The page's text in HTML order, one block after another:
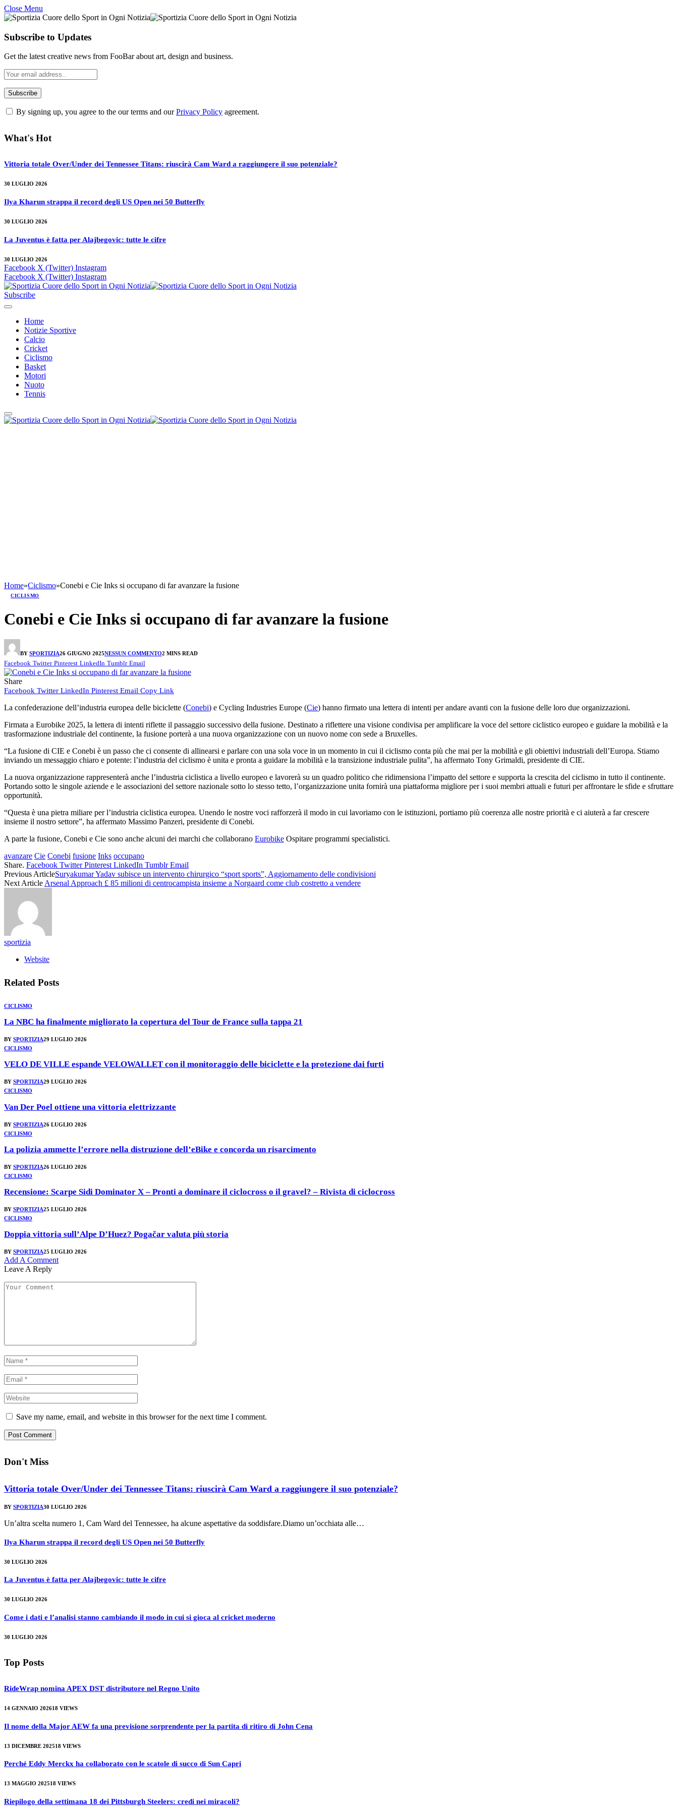
Close Menu
Subscribe to Updates
Get the latest creative news from FooBar about art, design and business.
By signing up, you agree to the our terms and ourPrivacy Policy agreement.
What's Hot
Vittoria totale Over/Under dei Tennessee Titans: riuscirà Cam Ward a raggiungere il suo potenziale?
30 LUGLIO 2026
Ilya Kharun strappa il record degli US Open nei 50 Butterfly
30 LUGLIO 2026
La Juventus è fatta per Alajbegovic: tutte le cifre
30 LUGLIO 2026
Facebook X (Twitter) Instagram
Facebook X (Twitter) Instagram
Subscribe
Home
Notizie Sportive
Calcio
Cricket
Ciclismo
Basket
Motori
Nuoto
Tennis
Home»Ciclismo»Conebi e Cie Inks si occupano di far avanzare la fusione
CICLISMO
Conebi e Cie Inks si occupano di far avanzare la fusione
BY SPORTIZIA26 GIUGNO 2025NESSUN COMMENTO2 MINS READ
Facebook Twitter Pinterest LinkedIn Tumblr Email
Share
Facebook Twitter LinkedIn Pinterest Email Copy Link
La confederazione dell’industria europea delle biciclette (Conebi) e Cycling Industries Europe (Cie) hanno firmato una lettera di intenti per andare avanti con la fusione delle loro due organizzazioni.
Firmata a Eurobike 2025, la lettera di intenti riflette il passaggio successivo della fusione. Destinato a riflettere una visione condivisa per amplificare la voce del settore ciclistico europeo e guidare la mobilità e la
trasformazione industriale del continente, la fusione porterà a una nuova organizzazione con un nuovo nome con sede a Bruxelles.
“La fusione di CIE e Conebi è un passo che ci consente di allinearsi e parlare con una sola voce in un momento in cui il ciclismo conta più che mai per la mobilità e gli obiettivi industriali dell’Europa. Stiamo
inviando un messaggio chiaro e potente: l’industria del ciclismo è unita e pronta a guidare la mobilità e la transizione industriale pulita”, ha affermato Tony Grimaldi, presidente di CIE.
La nuova organizzazione rappresenterà anche l’industria ciclistica a livello europeo e lavorerà su un quadro politico che ridimensiona l’impatto del settore e supporta la crescita del ciclismo in tutto il continente.
Portando sotto le singole aziende e le associazioni del settore nazionale sotto lo stesso tetto, l’organizzazione unita fornirà una piattaforma migliore per i suoi membri attuali e futuri per affrontare le sfide e sfruttare
opportunità.
“Questa è una pietra miliare per l’industria ciclistica europea. Unendo le nostre voci rafforzerà il modo in cui lavoriamo con le istituzioni, portiamo più coerenza alle nostre priorità e ci aiuterà a far crescere
insieme il nostro settore”, ha affermato Massimo Panzeri, presidente di Conebi.
A parte la fusione, Conebi e Cie sono anche alcuni dei marchi che collaborano Eurobike Ospitare programmi specialistici.
avanzare Cie Conebi fusione Inks occupano
Share. Facebook Twitter Pinterest LinkedIn Tumblr Email
Previous ArticleSuryakumar Yadav subisce un intervento chirurgico “sport sports”, Aggiornamento delle condivisioni
Next ArticleArsenal Approach £ 85 milioni di centrocampista insieme a Norgaard come club costretto a vendere
sportizia
Website
Related Posts
CICLISMO
La NBC ha finalmente migliorato la copertura del Tour de France sulla tappa 21
BY SPORTIZIA29 LUGLIO 2026
CICLISMO
VELO DE VILLE espande VELOWALLET con il monitoraggio delle biciclette e la protezione dai furti
BY SPORTIZIA29 LUGLIO 2026
CICLISMO
Van Der Poel ottiene una vittoria elettrizzante
BY SPORTIZIA26 LUGLIO 2026
CICLISMO
La polizia ammette l’errore nella distruzione dell’eBike e concorda un risarcimento
BY SPORTIZIA26 LUGLIO 2026
CICLISMO
Recensione: Scarpe Sidi Dominator X – Pronti a dominare il ciclocross o il gravel? – Rivista di ciclocross
BY SPORTIZIA25 LUGLIO 2026
CICLISMO
Doppia vittoria sull’Alpe D’Huez? Pogačar valuta più storia
BY SPORTIZIA25 LUGLIO 2026
Add A Comment
Leave A Reply
Save my name, email, and website in this browser for the next time I comment.
Don't Miss
Vittoria totale Over/Under dei Tennessee Titans: riuscirà Cam Ward a raggiungere il suo potenziale?
BY SPORTIZIA30 LUGLIO 2026
Un’altra scelta numero 1, Cam Ward del Tennessee, ha alcune aspettative da soddisfare.Diamo un’occhiata alle…
Ilya Kharun strappa il record degli US Open nei 50 Butterfly
30 LUGLIO 2026
La Juventus è fatta per Alajbegovic: tutte le cifre
30 LUGLIO 2026
Come i dati e l’analisi stanno cambiando il modo in cui si gioca al cricket moderno
30 LUGLIO 2026
Top Posts
RideWrap nomina APEX DST distributore nel Regno Unito
14 GENNAIO 202618 VIEWS
Il nome della Major AEW fa una previsione sorprendente per la partita di ritiro di John Cena
13 DICEMBRE 202518 VIEWS
Perché Eddy Merckx ha collaborato con le scatole di succo di Sun Capri
13 MAGGIO 202518 VIEWS
Riepilogo della settimana 18 dei Pittsburgh Steelers: credi nei miracoli?